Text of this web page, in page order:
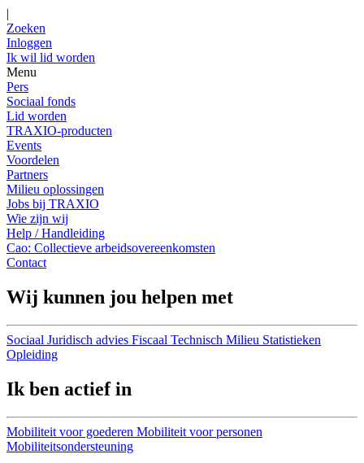
|
Zoeken
Inloggen
Ik wil lid worden
Menu
Pers
Sociaal fonds
Lid worden
TRAXIO-producten
Events
Voordelen
Partners
Milieu oplossingen
Jobs bij TRAXIO
Wie zijn wij
Help / Handleiding
Cao: Collectieve arbeidsovereenkomsten
Contact
Wij kunnen jou helpen met
Sociaal Juridisch advies Fiscaal Technisch Milieu Statistieken
Opleiding
Ik ben actief in
Mobiliteit voor goederen Mobiliteit voor personen
Mobiliteitsondersteuning